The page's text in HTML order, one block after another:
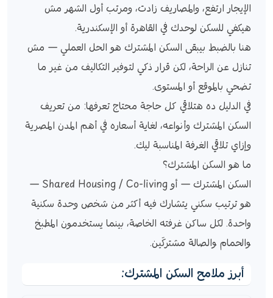
الإيجار ارتفع، والمصاريف زادت، ومرتب أول الشهر مش
هيكفي للسكن لوحدك في القاهرة أو الإسكندرية.
هنا بالضبط بيبقى السكن المشترك هو الحل العملي — مش
تنازل عن الراحة، لكن قرار ذكي لتوفير التكاليف من غير ما
تضحي بالموقع أو المستوى.
في الدليل ده هتلاقي كل حاجة محتاج تعرفها: من تعريف
السكن المشترك وأنواعه، لغاية أسعاره في أهم المدن المصرية
وإزاي تلاقي الغرفة المناسبة ليك.
ما هو السكن المشترك؟
السكن المشترك — أو Shared Housing / Co-living —
هو ترتيب سكني يتشارك فيه أكثر من شخص وحدة سكنية
واحدة. لكل ساكن غرفته الخاصة، بينما يستخدمون المطبخ
والحمام والصالة مشتركَين.
أبرز ملامح السكن المشترك: